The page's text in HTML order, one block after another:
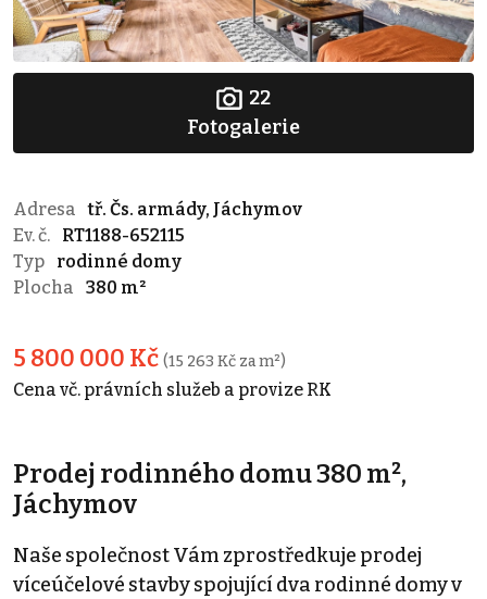
22
Fotogalerie
Adresa
tř. Čs. armády, Jáchymov
Ev. č.
RT1188-652115
Typ
rodinné domy
Plocha
380 m²
5 800 000 Kč (15 263 Kč za m²)
Cena vč. právních služeb a provize RK
Prodej rodinného domu 380 m²,
Jáchymov
Naše společnost Vám zprostředkuje prodej
víceúčelové stavby spojující dva rodinné domy v